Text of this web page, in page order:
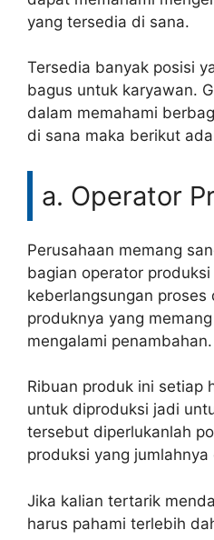
yang tersedia di sana.
Tersedia banyak posisi
bagus untuk karyawan.
dalam memahami
di sana maka berikut
a. Operator
Perusahaan memang
bagian operator
keberlangsungan proses
produknya yang
mengalami penambahan.
Ribuan produk ini setiap
untuk diproduksi jadi
tersebut diperlukanlah
produksi yang
Jika kalian tertarik
harus pahami terlebih